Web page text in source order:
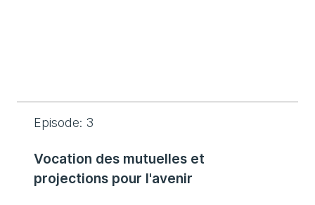
Episode: 3
Vocation des mutuelles et
projections pour l'avenir